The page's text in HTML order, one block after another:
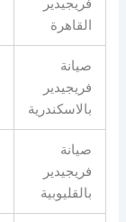
فريجيدير
القاهرة
صيانة
فريجيدير
بالاسكندرية
صيانة
فريجيدير
بالقليوبية